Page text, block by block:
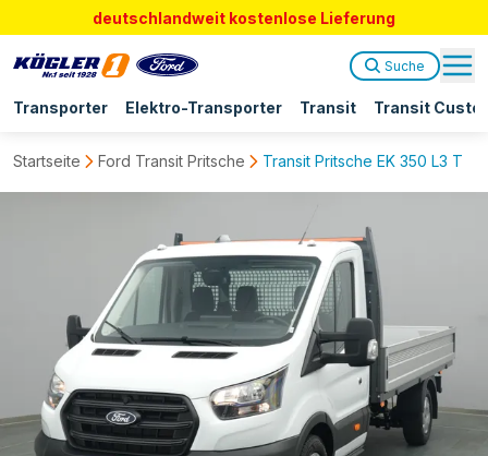
deutschlandweit kostenlose Lieferung
Transporter Elektro-Transporter Transit Transit
Suche
Startseite Ford Transit Pritsche Transit Pritsche EK 350 L3